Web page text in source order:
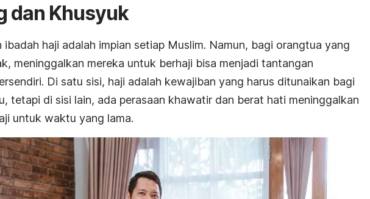
dan Khusyuk
ibadah haji adalah impian setiap Muslim. Namun, bagi orangtua yang
meninggalkan mereka untuk berhaji bisa menjadi tantangan
Di satu sisi, haji adalah kewajiban yang harus ditunaikan bagi
tetapi di sisi lain, ada perasaan khawatir dan berat hati meninggalkan
untuk waktu yang lama.